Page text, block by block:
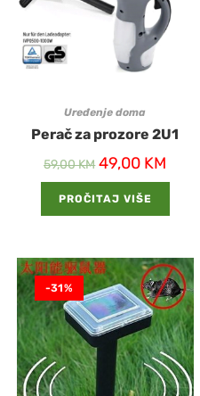
Uređenje doma
Perač za prozore 2U1
59,00KM 49,00 KM
PROČITAJ VIŠE
-31%